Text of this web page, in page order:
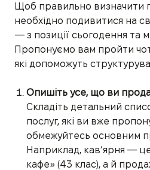
Щоб правильно визначити
необхідно подивитися на
— з позиції сьогодення та
Пропонуємо вам пройти
які допоможуть
Опишіть усе, що ви
Складіть детальний
послуг, які ви вже
обмежуйтесь основним
Наприклад, кав’ярня —
кафе» (43 клас), а й